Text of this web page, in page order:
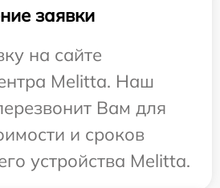
заявки
на сайте
Melitta. Наш
Вам для
и сроков
устройства Melitta.